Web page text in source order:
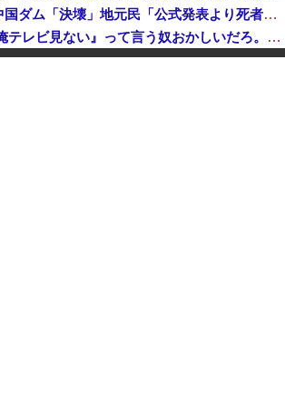
中国「大洪水！」中国ダム「決壊」地元民「公式発表より死者多い！」中国政府「住民拘束！（安否不明」中国当局「救助隊動画も削除」台風13号「三峡ダム接近中」→
【正論】 有吉「『俺テレビ見ない』って言う奴おかしいだろ。団子屋で『団子食べない』って言うか？」
世界初の超伝導量子熱機関…燃料もピストンもない量子エンジンが回った！